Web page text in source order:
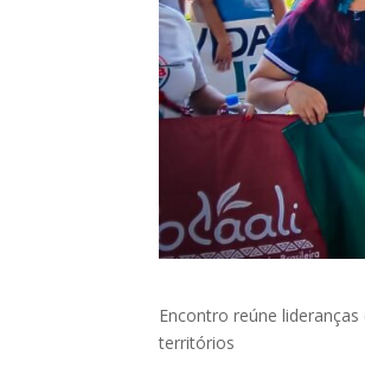
Encontro reúne
territórios